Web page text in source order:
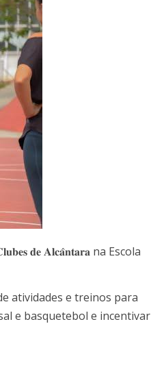
𝐝𝐞 𝐀𝐥𝐜𝐚̂𝐧𝐭𝐚𝐫𝐚 na Escola
atividades e treinos para
e basquetebol e incentivar